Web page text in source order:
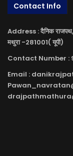
Contact Info
Address : दैनिक
मथुरा -281001( यूपी)
Contact Number :
Email :